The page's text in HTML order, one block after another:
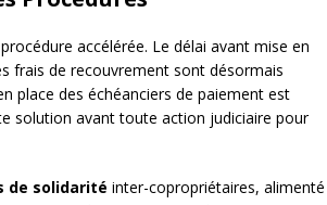
accélérée. Le délai avant mise en
frais de recouvrement sont désormais
place des échéanciers de paiement est
solution avant toute action judiciaire pour
de solidarité inter-copropriétaires, alimenté